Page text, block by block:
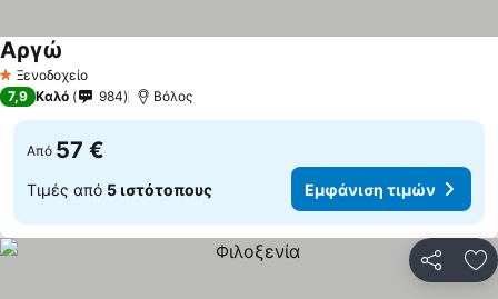
1 Αστέρια
Ξενοδοχείο
Αργώ
7,9 Καλό 984 Βόλος
Από 57 €
Τιμές από 5 ιστότοπους Εμφάνιση τιμών